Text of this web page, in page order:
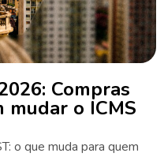
Compras
mudar o ICMS
o que muda para quem